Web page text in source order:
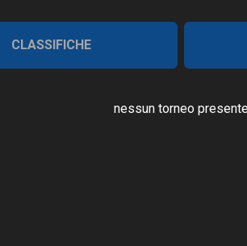
CLASSIFICHE
nessun torneo